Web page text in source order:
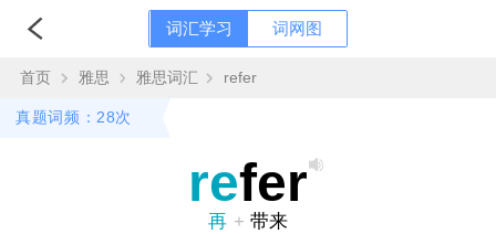
词汇学习 词网图
首页 雅思 雅思词汇 refer
真题词频：28次
refer
再 + 带来